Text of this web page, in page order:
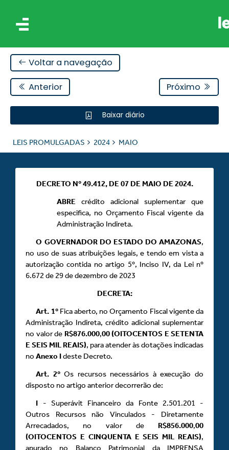
Voltar a navegação
Anterior Próximo
Baixar diário
LEIS PROMULGADAS 2024 MAIO
DECRETO Nº 49.412, DE 07 DE MAIO DE 2024.
ABRE crédito adicional suplementar que
especifica, no Orçamento Fiscal vigente da
Administração Indireta.
O GOVERNADOR DO ESTADO DO AMAZONAS,
no uso de suas atribuições legais, e tendo em vista a
autorização contida no artigo 5º, Inciso IV, da Lei nº
6.672 de 29 de dezembro de 2023
DECRETA:
Art. 1ºFica aberto, no Orçamento Fiscal vigente da
Administração Indireta, crédito adicional suplementar
no valor de R$876.000,00 (OITOCENTOS E SETENTA
E SEIS MIL REAIS), para atender às dotações indicadas
no Anexo Ideste Decreto.
Art. 2ºOs recursos necessários à execução do
disposto no artigo anterior decorrerão de:
I - Superávit Financeiro da Fonte 2.501.201 -
Outros Recursos não Vinculados - Diretamente
Arrecadados, no valor de R$856.000,00
(OITOCENTOS E CINQUENTA E SEIS MIL REAIS),
apurado no Balanço Patrimonial da IMPRENSA